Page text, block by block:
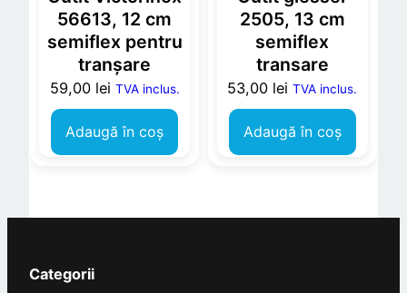
5
56613, 12 cm
semiflex pentru
tranșare
59,00 lei TVA inclus.
Adaugă în coș
2505, 13 cm
semiflex
transare
53,00 lei TVA inclus.
Adaugă în coș
Categorii